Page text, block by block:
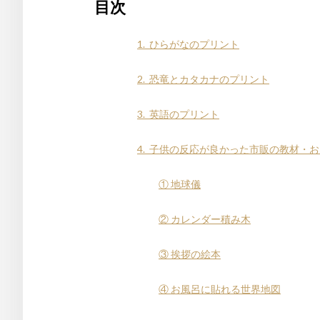
目次
1. ひらがなのプリント
2. 恐竜とカタカナのプリント
3. 英語のプリント
4. 子供の反応が良かった市販の教材・
① 地球儀
② カレンダー積み木
③ 挨拶の絵本
④ お風呂に貼れる世界地図